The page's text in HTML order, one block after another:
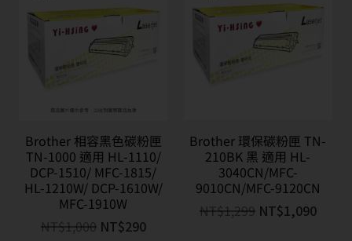
Brother 相容黑色碳粉匣
TN-1000 適用 HL-1110/
DCP-1510/ MFC-1815/
HL-1210W/ DCP-1610W/
MFC-1910W
NT$ 1,000 NT$290
Brother 環保碳粉匣 TN-
210BK 黑 適用 HL-
3040CN/MFC-
9010CN/MFC-9120CN
NT$ 1,299 NT$1,090